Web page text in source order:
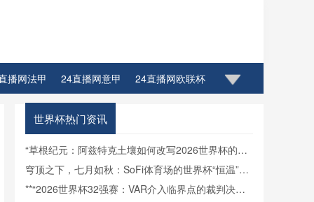
播网法甲 24直播网意甲 24直播网欧联杯
世界杯热门资讯
“草根纪元：阿兹特克土壤如何改写2026世界杯的生
态密码”
穹顶之下，七月如秋：SoFi体育场的世界杯“恒温”方
案
**“2026世界杯32强赛：VAR介入临界点的裁判决策